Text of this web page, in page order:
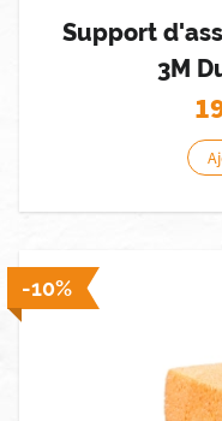
Support
3M
-10%